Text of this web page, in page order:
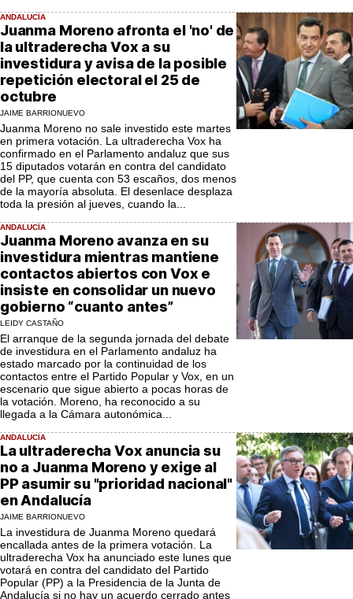
ANDALUCÍA
Juanma Moreno afronta el 'no' de
la ultraderecha Vox a su
investidura y avisa de la posible
repetición electoral el 25 de
octubre
JAIME BARRIONUEVO
Juanma Moreno no sale investido este martes
en primera votación. La ultraderecha Vox ha
confirmado en el Parlamento andaluz que sus
15 diputados votarán en contra del candidato
del PP, que cuenta con 53 escaños, dos menos
de la mayoría absoluta. El desenlace desplaza
toda la presión al jueves, cuando la...
ANDALUCÍA
Juanma Moreno avanza en su
investidura mientras mantiene
contactos abiertos con Vox e
insiste en consolidar un nuevo
gobierno “cuanto antes”
LEIDY CASTAÑO
El arranque de la segunda jornada del debate
de investidura en el Parlamento andaluz ha
estado marcado por la continuidad de los
contactos entre el Partido Popular y Vox, en un
escenario que sigue abierto a pocas horas de
la votación. Moreno, ha reconocido a su
llegada a la Cámara autonómica...
ANDALUCÍA
La ultraderecha Vox anuncia su
no a Juanma Moreno y exige al
PP asumir su "prioridad nacional"
en Andalucía
JAIME BARRIONUEVO
La investidura de Juanma Moreno quedará
encallada antes de la primera votación. La
ultraderecha Vox ha anunciado este lunes que
votará en contra del candidato del Partido
Popular (PP) a la Presidencia de la Junta de
Andalucía si no hay un acuerdo cerrado antes